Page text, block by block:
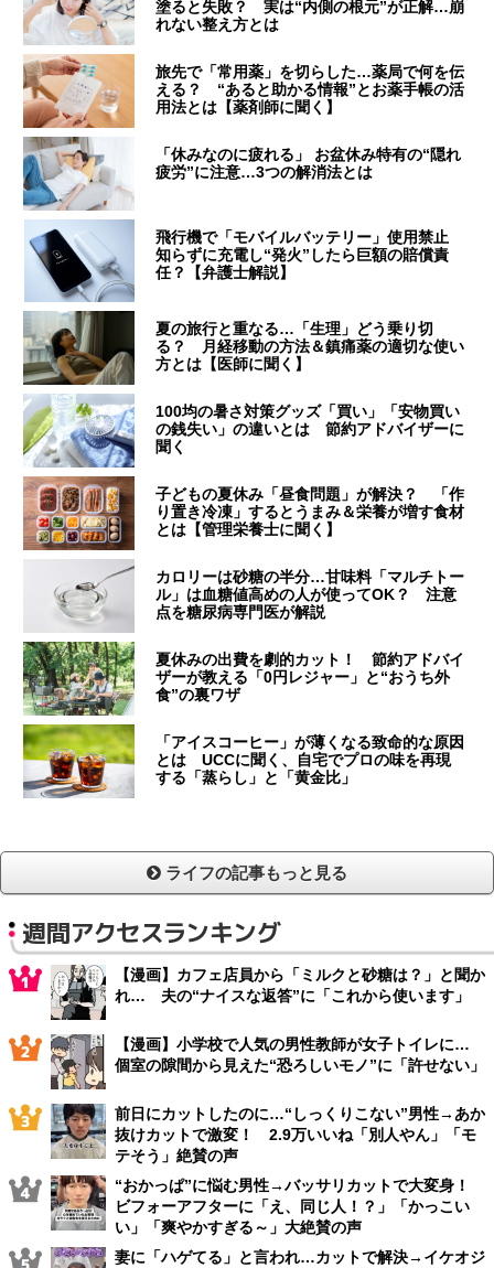
塗ると失敗？ 実は“内側の根元”が正解…崩
れない整え方とは
旅先で「常用薬」を切らした…薬局で何を伝
える？ “あると助かる情報”とお薬手帳の活
用法とは【薬剤師に聞く】
「休みなのに疲れる」 お盆休み特有の“隠れ
疲労”に注意…3つの解消法とは
飛行機で「モバイルバッテリー」使用禁止
知らずに充電し“発火”したら巨額の賠償責
任？【弁護士解説】
夏の旅行と重なる…「生理」どう乗り切
る？ 月経移動の方法＆鎮痛薬の適切な使い
方とは【医師に聞く】
100均の暑さ対策グッズ「買い」「安物買い
の銭失い」の違いとは 節約アドバイザーに
聞く
子どもの夏休み「昼食問題」が解決？ 「作
り置き冷凍」するとうまみ＆栄養が増す食材
とは【管理栄養士に聞く】
カロリーは砂糖の半分…甘味料「マルチトー
ル」は血糖値高めの人が使ってOK？ 注意
点を糖尿病専門医が解説
夏休みの出費を劇的カット！ 節約アドバイ
ザーが教える「0円レジャー」と“おうち外
食”の裏ワザ
「アイスコーヒー」が薄くなる致命的な原因
とは UCCに聞く、自宅でプロの味を再現
する「蒸らし」と「黄金比」
ライフの記事もっと見る
週間アクセスランキング
【漫画】カフェ店員から「ミルクと砂糖は？」と聞か
れ… 夫の“ナイスな返答”に「これから使います」
【漫画】小学校で人気の男性教師が女子トイレに…
個室の隙間から見えた“恐ろしいモノ”に「許せない」
前日にカットしたのに…“しっくりこない”男性→あか
抜けカットで激変！ 2.9万いいね「別人やん」「モ
テそう」絶賛の声
“おかっぱ”に悩む男性→バッサリカットで大変身！
ビフォーアフターに「え、同じ人！？」「かっこい
い」「爽やかすぎる～」大絶賛の声
妻に「ハゲてる」と言われ…カットで解決→イケオジ